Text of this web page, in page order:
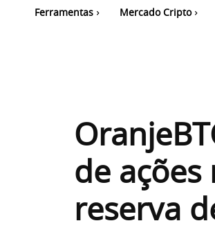
Ferramentas Mercado Cripto
de
reserva